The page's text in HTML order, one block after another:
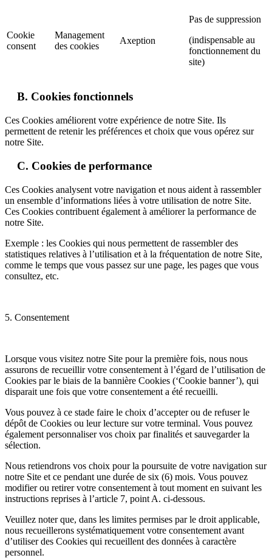
Cookie
consent
Management
des cookies
Axeption
Pas de suppression
(indispensable au
fonctionnement du
site)
B. Cookies fonctionnels
Ces Cookies améliorent votre expérience de notre Site. Ils
permettent de retenir les préférences et choix que vous opérez sur
notre Site.
C. Cookies de performance
Ces Cookies analysent votre navigation et nous aident à rassembler
un ensemble d’informations liées à votre utilisation de notre Site.
Ces Cookies contribuent également à améliorer la performance de
notre Site.
Exemple : les Cookies qui nous permettent de rassembler des
statistiques relatives à l’utilisation et à la fréquentation de notre Site,
comme le temps que vous passez sur une page, les pages que vous
consultez, etc.
5. Consentement
Lorsque vous visitez notre Site pour la première fois, nous nous
assurons de recueillir votre consentement à l’égard de l’utilisation de
Cookies par le biais de la bannière Cookies (‘Cookie banner’), qui
disparait une fois que votre consentement a été recueilli.
Vous pouvez à ce stade faire le choix d’accepter ou de refuser le
dépôt de Cookies ou leur lecture sur votre terminal. Vous pouvez
également personnaliser vos choix par finalités et sauvegarder la
sélection.
Nous retiendrons vos choix pour la poursuite de votre navigation sur
notre Site et ce pendant une durée de six (6) mois. Vous pouvez
modifier ou retirer votre consentement à tout moment en suivant les
instructions reprises à l’article 7, point A. ci-dessous.
Veuillez noter que, dans les limites permises par le droit applicable,
nous recueillerons systématiquement votre consentement avant
d’utiliser des Cookies qui recueillent des données à caractère
personnel.